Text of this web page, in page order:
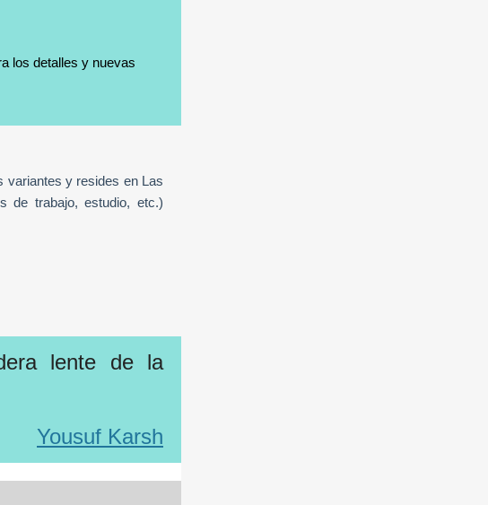
los detalles y nuevas
variantes y resides en Las
de trabajo, estudio, etc.)
lente de la
Yousuf Karsh